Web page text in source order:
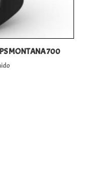
MONTANA 700